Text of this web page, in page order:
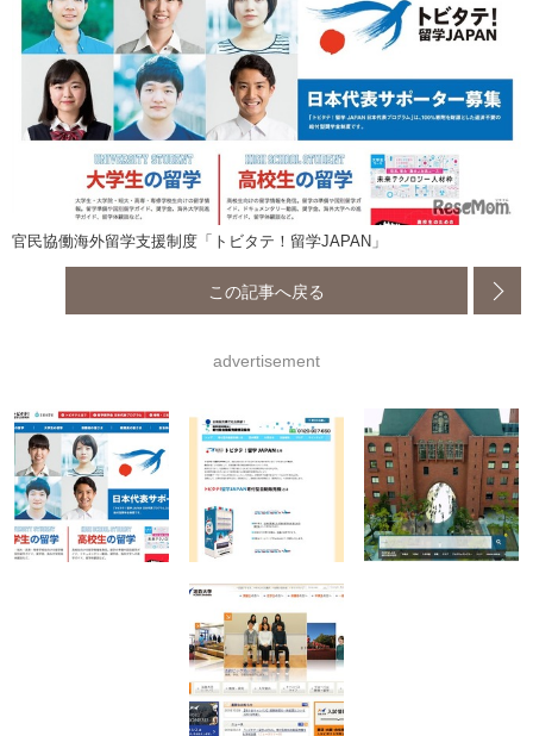
官民協働海外留学支援制度「トビタテ！留学JAPAN」
この記事へ戻る
advertisement